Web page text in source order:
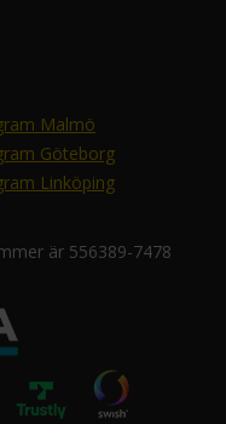
Malmö
Göteborg
Linköping
är 556389-7478